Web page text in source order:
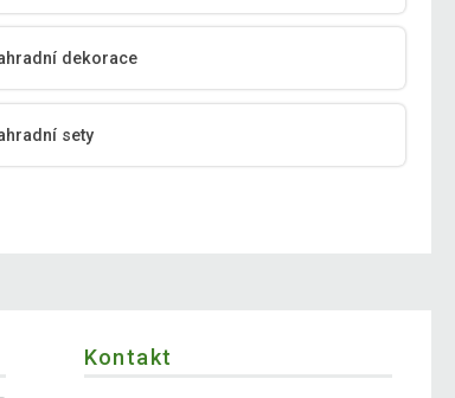
dekorace
sety
Kontakt